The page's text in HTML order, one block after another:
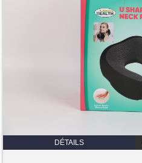
DÉTAILS